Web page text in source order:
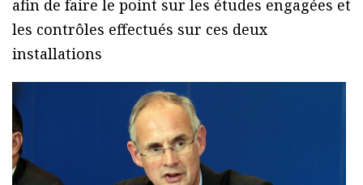
afin de faire le point sur les études engagées et
les contrôles effectués sur ces deux
installations